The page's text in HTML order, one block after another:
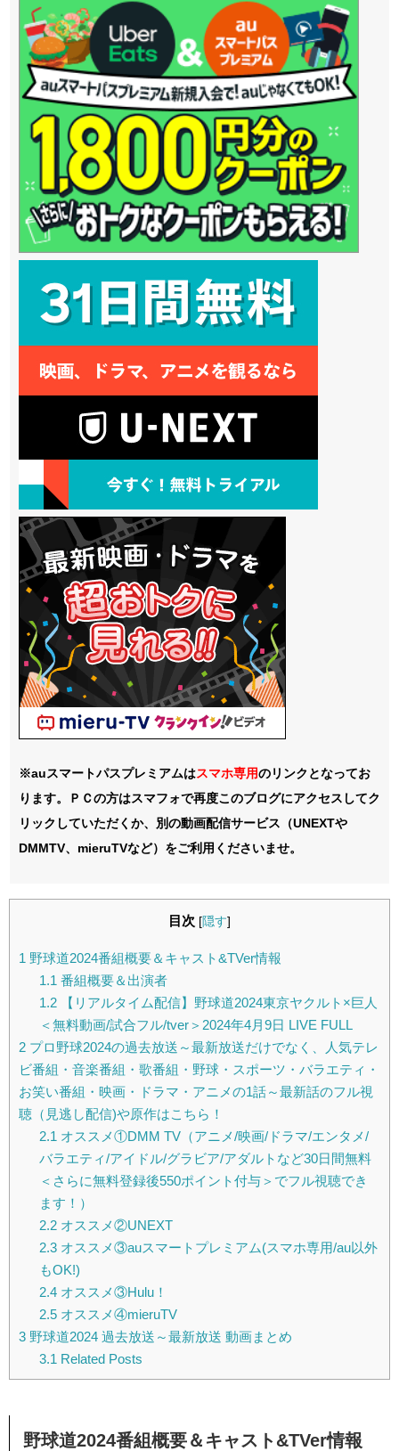
※auスマートパスプレミアムはスマホ専用のリンクとなってお
ります。ＰＣの方はスマフォで再度このブログにアクセスしてク
リックしていただくか、別の動画配信サービス（UNEXTや
DMMTV、mieruTVなど）をご利用くださいませ。
目次 [隠す]
1 野球道2024番組概要＆キャスト&TVer情報
1.1 番組概要＆出演者
1.2【リアルタイム配信】野球道2024東京ヤクルト×巨人
＜無料動画/試合フル/tver＞2024年4月9日 LIVE FULL
2 プロ野球2024の過去放送～最新放送だけでなく、人気テレ
ビ番組・音楽番組・歌番組・野球・スポーツ・バラエティ・
お笑い番組・映画・ドラマ・アニメの1話～最新話のフル視
聴（見逃し配信)や原作はこちら！
2.1 オススメ①DMM TV（アニメ/映画/ドラマ/エンタメ/
バラエティ/アイドル/グラビア/アダルトなど30日間無料
＜さらに無料登録後550ポイント付与＞でフル視聴でき
ます！）
2.2オススメ②UNEXT
2.3オススメ③auスマートプレミアム(スマホ専用/au以外
もOK!)
2.4オススメ③Hulu！
2.5オススメ④mieruTV
3 野球道2024 過去放送～最新放送 動画まとめ
3.1 Related Posts
野球道2024番組概要＆キャスト&TVer情報